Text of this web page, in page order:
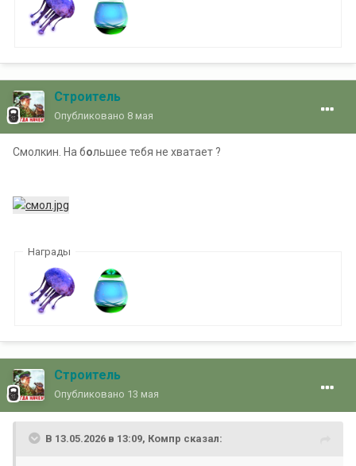
Строитель
Опубликовано 8 мая
Смолкин. На большее тебя не хватает ?
Награды
Строитель
Опубликовано 13 мая
В 13.05.2026 в 13:09, Компр сказал: